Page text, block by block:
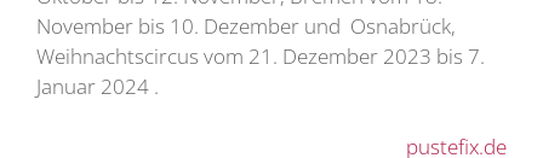
November bis 10. Dezember und Osnabrück,
Weihnachtscircus vom 21. Dezember 2023 bis 7.
Januar 2024 .
pustefix.de